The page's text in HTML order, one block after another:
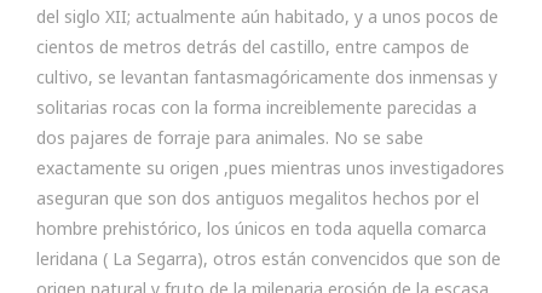
del siglo XII; actualmente aún habitado, y a unos pocos de
cientos de metros detrás del castillo, entre campos de
cultivo, se levantan fantasmagóricamente dos inmensas y
solitarias rocas con la forma increiblemente parecidas a
dos pajares de forraje para animales. No se sabe
exactamente su origen ,pues mientras unos investigadores
aseguran que son dos antiguos megalitos hechos por el
hombre prehistórico, los únicos en toda aquella comarca
leridana ( La Segarra), otros están convencidos que son de